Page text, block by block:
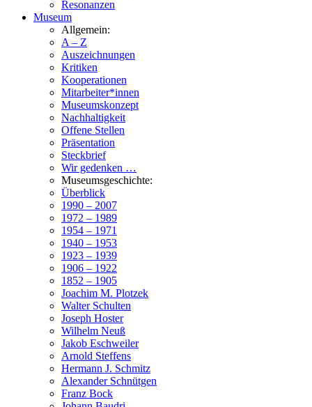
Resonanzen
Museum
Allgemein:
A – Z
Auszeichnungen
Kritiken
Kooperationen
Mitarbeiter*innen
Museumskonzept
Nachhaltigkeit
Offene Stellen
Präsentation
Steckbrief
Wir gedenken …
Museumsgeschichte:
Überblick
1990 – 2007
1972 – 1989
1954 – 1971
1940 – 1953
1923 – 1939
1906 – 1922
1852 – 1905
Joachim M. Plotzek
Walter Schulten
Joseph Hoster
Wilhelm Neuß
Jakob Eschweiler
Arnold Steffens
Hermann J. Schmitz
Alexander Schnütgen
Franz Bock